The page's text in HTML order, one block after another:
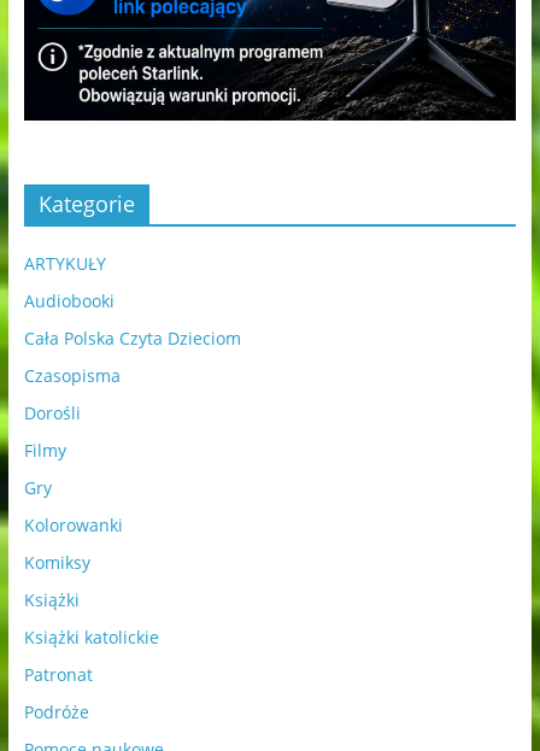
Kategorie
ARTYKUŁY
Audiobooki
Cała Polska Czyta Dzieciom
Czasopisma
Dorośli
Filmy
Gry
Kolorowanki
Komiksy
Książki
Książki katolickie
Patronat
Podróże